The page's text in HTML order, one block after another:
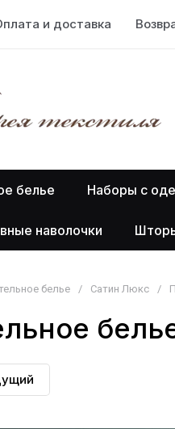
и доставка
белье Наборы с
наволочки
белье / Сатин Люкс /